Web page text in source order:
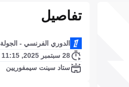
تفاصيل
الدوري الفرنسي - الجولة 6
28 سبتمبر 2025, 11:15
ستاد سينت سيمفوريين